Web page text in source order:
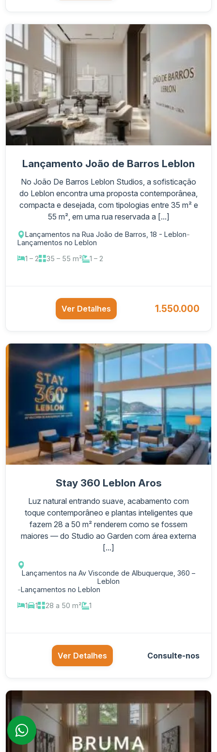
Lançamento João de Barros Leblon
No João De Barros Leblon Studios, a sofisticação
do Leblon encontra uma proposta contemporânea,
compacta e desejada, com tipologias entre 35 m² e
55 m², em uma rua reservada a [...]
Lançamentos na Rua João de Barros, 18 - Leblon-
Lançamentos no Leblon
1 – 2
35 – 55 m² 1 – 2
Ver Detalhes 1.550.000
Stay 360 Leblon Aros
Luz natural entrando suave, acabamento com
toque contemporâneo e plantas inteligentes que
fazem 28 a 50 m² renderem como se fossem
maiores — do Studio ao Garden com área externa
[...]
Lançamentos na Av Visconde de Albuquerque, 360 –
Leblon
-Lançamentos no Leblon
1
1 28 a 50 m² 1
Ver Detalhes Consulte-nos